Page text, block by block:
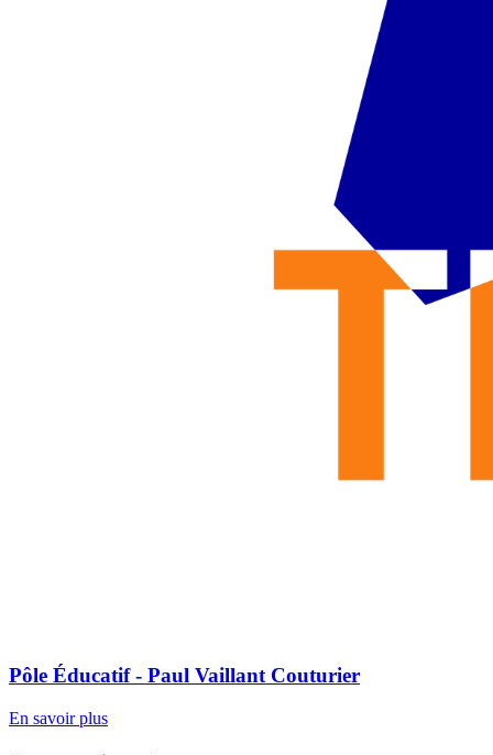
Pôle Éducatif - Paul Vaillant Couturier
En savoir plus